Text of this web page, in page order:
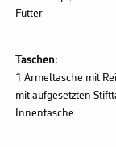
Futter
Taschen:
1 Ärmeltasche mit
mit aufgesetzten
Innentasche.